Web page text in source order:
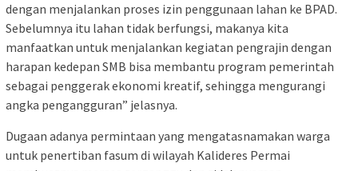
dengan menjalankan proses izin penggunaan lahan ke BPAD.
Sebelumnya itu lahan tidak berfungsi, makanya kita
manfaatkan untuk menjalankan kegiatan pengrajin dengan
harapan kedepan SMB bisa membantu program pemerintah
sebagai penggerak ekonomi kreatif, sehingga mengurangi
angka pengangguran” jelasnya.
Dugaan adanya permintaan yang mengatasnamakan warga
untuk penertiban fasum di wilayah Kalideres Permai